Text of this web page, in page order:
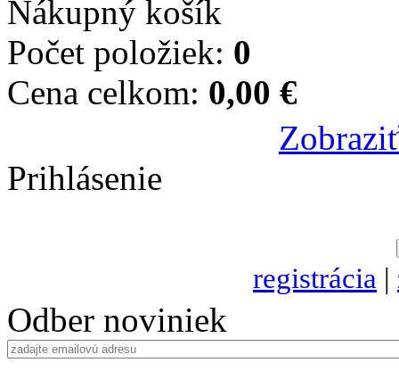
Nákupný košík
Počet položiek: 0
Cena celkom: 0,00 €
Prihlásenie
registrácia |
Odber noviniek